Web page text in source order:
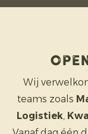
Wij
teams zoals
Logistiek,